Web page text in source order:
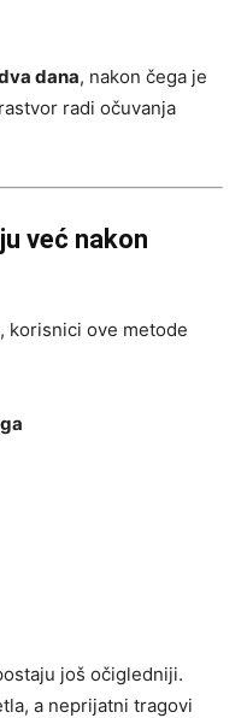
dana, nakon čega je
radi očuvanja
već nakon
, korisnici ove metode
još očigledniji.
a neprijatni tragovi